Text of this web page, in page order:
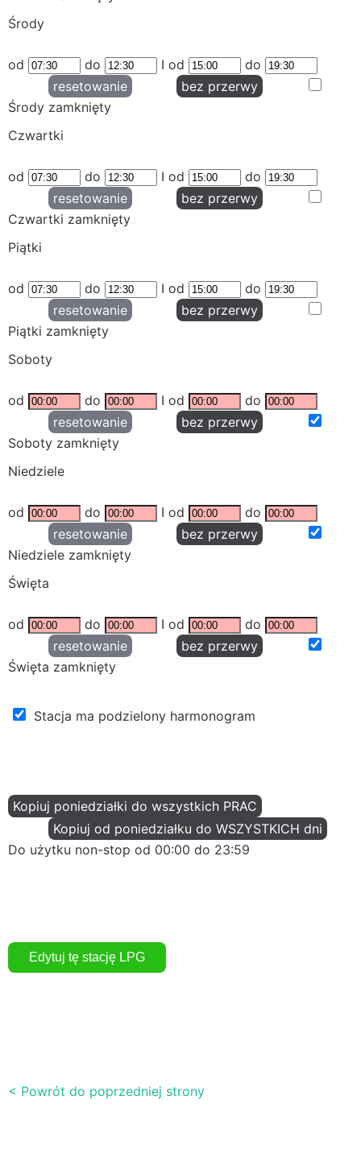
Środy
od do I od
do
resetowanie
bez przerwy
Środy zamknięty
Czwartki
od do I od
do
resetowanie
bez przerwy
Czwartki zamknięty
Piątki
od do I od
do
resetowanie
bez przerwy
Piątki zamknięty
Soboty
od do I od
do
resetowanie
bez przerwy
Soboty zamknięty
Niedziele
od do I od
do
resetowanie
bez przerwy
Niedziele zamknięty
Święta
od do I od
do
resetowanie
bez przerwy
Święta zamknięty
Stacja ma podzielony harmonogram
Kopiuj poniedziałki do wszystkich PRAC
Kopiuj od poniedziałku do WSZYSTKICH dni
Do użytku non-stop od 00:00 do 23:59
< Powrót do poprzedniej strony